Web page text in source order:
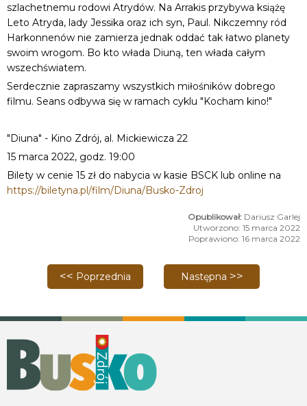
szlachetnemu rodowi Atrydów. Na Arrakis przybywa książę
Leto Atryda, lady Jessika oraz ich syn, Paul. Nikczemny ród
Harkonnenów nie zamierza jednak oddać tak łatwo planety
swoim wrogom. Bo kto włada Diuną, ten włada całym
wszechświatem.
Serdecznie zapraszamy wszystkich miłośników dobrego
filmu. Seans odbywa się w ramach cyklu "Kocham kino!"
"Diuna" - Kino Zdrój, al. Mickiewicza 22
15 marca 2022, godz. 19:00
Bilety w cenie 15 zł do nabycia w kasie BSCK lub online na
https://biletyna.pl/film/Diuna/Busko-Zdroj
Dariusz Garlej
Utworzono: 15 marca 2022
Poprawiono: 16 marca 2022
Poprzednia strona: "Święto Słońca" - spektakl
Poprzednia Następna strona: 70
Następna